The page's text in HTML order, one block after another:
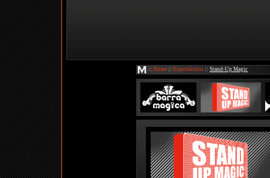
:: Home :: Espectáculos :: Stand-Up Magic